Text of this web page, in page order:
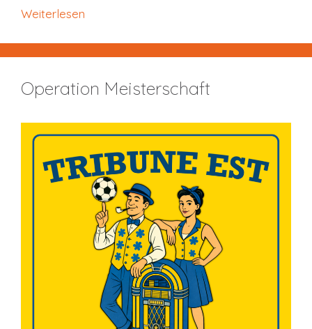
Weiterlesen
Operation Meisterschaft